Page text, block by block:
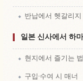
반납에서 헷갈리
일본 신사에서 하
현지에서 즐기는 법
구입·수여 시 매너